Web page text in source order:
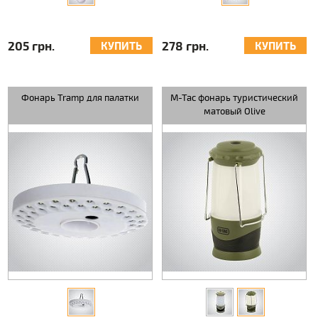
205 грн. КУПИТЬ 278 грн. КУПИТЬ
Фонарь Tramp для палатки
M-Tac фонарь туристический
матовый Olive